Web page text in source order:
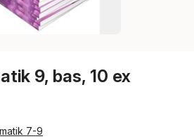
9, bas, 10 ex
7-9